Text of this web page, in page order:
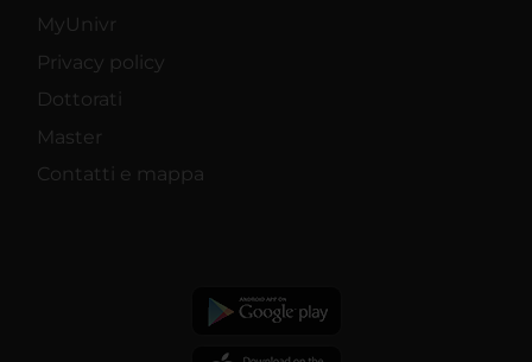
MyUnivr
Privacy policy
Dottorati
Master
Contatti e mappa